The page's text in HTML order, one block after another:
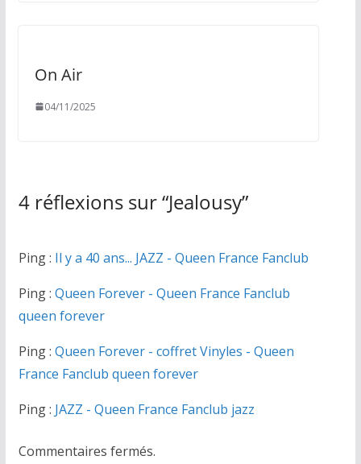
On Air
04/11/2025
4 réflexions sur “Jealousy”
Ping : Il y a 40 ans... JAZZ - Queen France Fanclub
Ping : Queen Forever - Queen France Fanclub
queen forever
Ping : Queen Forever - coffret Vinyles - Queen
France Fanclub queen forever
Ping : JAZZ - Queen France Fanclub jazz
Commentaires fermés.